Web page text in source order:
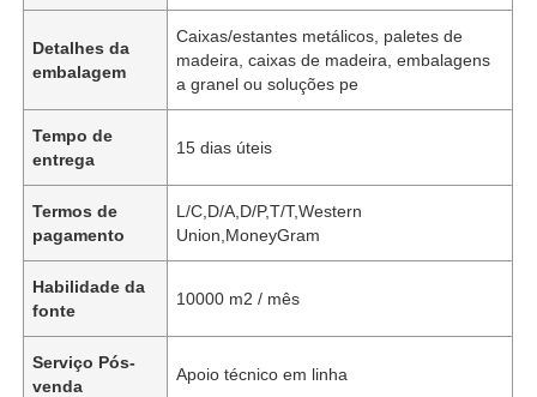
Detalhes da
embalagem
Caixas/estantes metálicos, paletes de
madeira, caixas de madeira, embalagens
a granel ou soluções pe
Tempo de
entrega
15 dias úteis
Termos de
pagamento
L/C,D/A,D/P,T/T,Western
Union,MoneyGram
Habilidade da
fonte
10000 m2 / mês
Serviço Pós-
venda
Apoio técnico em linha